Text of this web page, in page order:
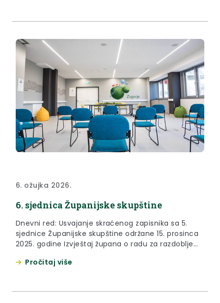
Prijedlog odluke...
6. ožujka 2026.
6. sjednica Županijske skupštine
Dnevni red: Usvajanje skraćenog zapisnika sa 5.
sjednice Županijske skupštine održane 15. prosinca
2025. godine Izvještaj župana o radu za razdoblje
uprave krapinsko-zagorske o stanju sigurnosti na
Pročitaj više